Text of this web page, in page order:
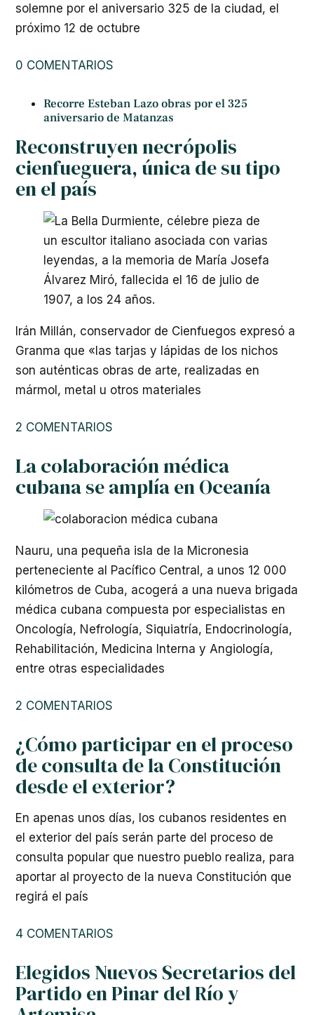
solemne por el aniversario 325 de la ciudad, el
próximo 12 de octubre
0 COMENTARIOS
Recorre Esteban Lazo obras por el 325
aniversario de Matanzas
Reconstruyen necrópolis
cienfueguera, única de su tipo
en el país
Irán Millán, conservador de Cienfuegos expresó a
Granma que «las tarjas y lápidas de los nichos
son auténticas obras de arte, realizadas en
mármol, metal u otros materiales
2 COMENTARIOS
La colaboración médica
cubana se amplía en Oceanía
Nauru, una pequeña isla de la Micronesia
perteneciente al Pacífico Central, a unos 12 000
kilómetros de Cuba, acogerá a una nueva brigada
médica cubana compuesta por especialistas en
Oncología, Nefrología, Siquiatría, Endocrinología,
Rehabilitación, Medicina Interna y Angiología,
entre otras especialidades
2 COMENTARIOS
¿Cómo participar en el proceso
de consulta de la Constitución
desde el exterior?
En apenas unos días, los cubanos residentes en
el exterior del país serán parte del proceso de
consulta popular que nuestro pueblo realiza, para
aportar al proyecto de la nueva Constitución que
regirá el país
4 COMENTARIOS
Elegidos Nuevos Secretarios del
Partido en Pinar del Río y